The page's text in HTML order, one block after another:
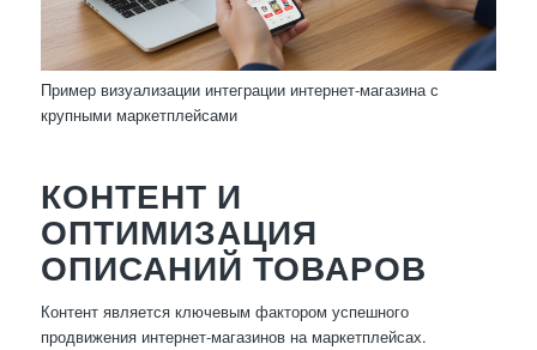
Пример визуализации интеграции интернет-магазина с
крупными маркетплейсами
КОНТЕНТ И
ОПТИМИЗАЦИЯ
ОПИСАНИЙ ТОВАРОВ
Контент является ключевым фактором успешного
продвижения интернет-магазинов на маркетплейсах.